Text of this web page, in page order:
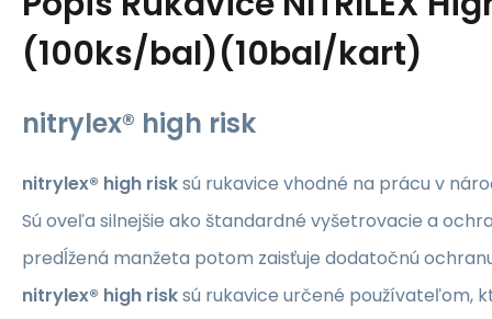
(100ks/bal)(10bal/kart)
nitrylex® high risk
nitrylex® high risksú rukavice vhodné na prácu v
Sú oveľa silnejšie ako štandardné vyšetrovacie a
predĺžená manžeta potom zaisťuje dodatočnú
nitrylex® high risksú rukavice určené používateľom,